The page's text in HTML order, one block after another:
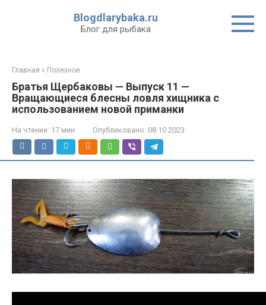
Blogdlarybaka.ru
Блог для рыбака
Главная » Полезное
Братья Щербаковы — Выпуск 11 —
Вращающиеся блесны ловля хищника с
использованием новой приманки
На чтение: 17 мин Опубликовано: 08.10.2023